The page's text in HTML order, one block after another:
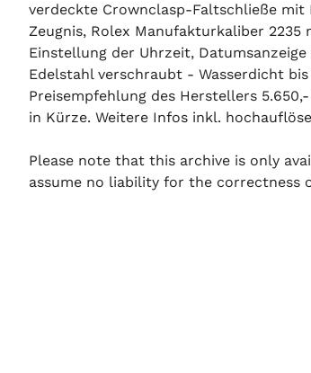
verdeckte Crownclasp-Faltschließe
Zeugnis, Rolex Manufakturkaliber 2235
Einstellung der Uhrzeit,
Edelstahl verschraubt - Wasserdicht bis
Preisempfehlung des Herstellers
in Kürze. Weitere Infos inkl.
Please note that this archive is only
assume no liability for the correctness